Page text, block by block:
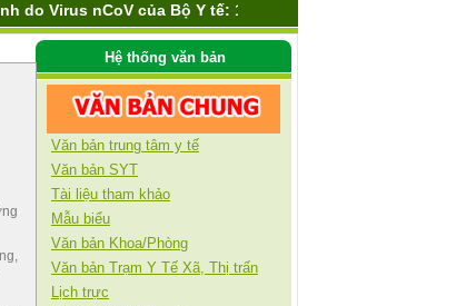
của Bộ Y tế: 1900-9095 hoặc 1900-3228
Hệ thống văn bản
Văn bản trung tâm y tế
Văn bản SYT
Tài liệu tham khảo
Mẫu biểu
Văn bản Khoa/Phòng
Văn bản Trạm Y Tế Xã, Thị trấn
Lịch trực